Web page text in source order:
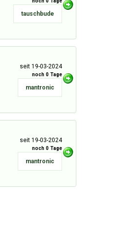
tauschbude
seit 19-03-2024
noch 0 Tage
mantronic
seit 19-03-2024
noch 0 Tage
mantronic